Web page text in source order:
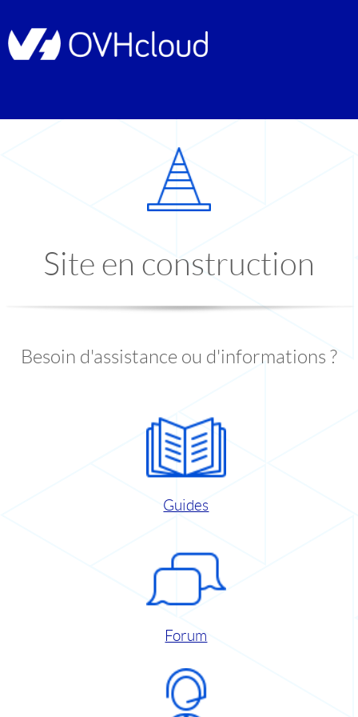
Site en construction
Besoin d'assistance ou d'informations ?
Guides
Forum